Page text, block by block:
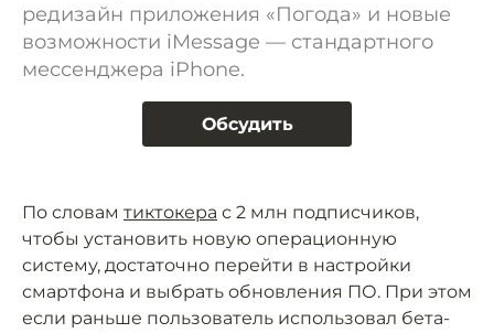
редизайн приложения «Погода» и новые
возможности iMessage — стандартного
мессенджера iPhone.
Обсудить
По словам тиктокера с 2 млн подписчиков,
чтобы установить новую операционную
систему, достаточно перейти в настройки
смартфона и выбрать обновления ПО. При этом
если раньше пользователь использовал бета-